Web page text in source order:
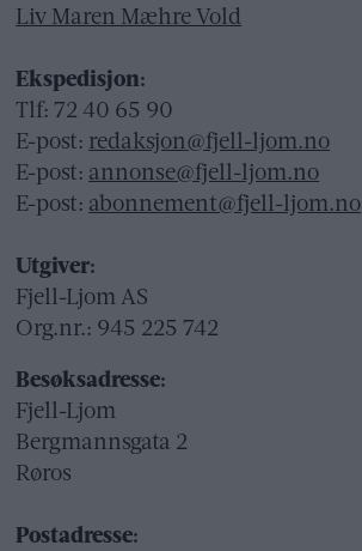
Liv Maren Mæhre Vold
Ekspedisjon:
Tlf: 72 40 65 90
E-post: redaksjon@fjell-ljom.no
E-post: annonse@fjell-ljom.no
E-post: abonnement@fjell-ljom.no
Utgiver:
Fjell-Ljom AS
Org.nr.: 945 225 742
Besøksadresse:
Fjell-Ljom
Bergmannsgata 2
Røros
Postadresse: